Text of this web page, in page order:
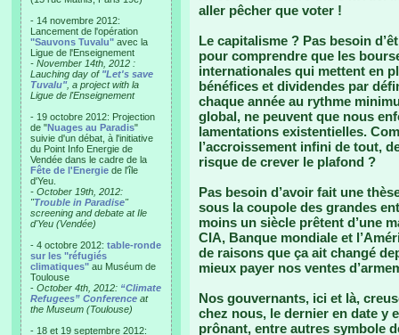
- 14 novembre 2012:
Lancement de l'opération
"Sauvons Tuvalu" avec la
Ligue de l'Enseignement
- November 14th, 2012 :
Lauching day of "Let's save
Tuvalu", a project with la
Ligue de l'Enseignement
- 19 octobre 2012: Projection
de "Nuages au Paradis"
suivie d'un débat, à l'initiative
du Point Info Energie de
Vendée dans le cadre de la
Fête de l'Energie de l'île
d'Yeu.
- October 19th, 2012:
"Trouble in Paradise"
screening and debate at Ile
d'Yeu (Vendée)
- 4 octobre 2012: table-ronde
sur les "réfugiés
climatiques" au Muséum de
Toulouse
- October 4th, 2012: “Climate
Refugees” Conference at
the Museum (Toulouse)
- 18 et 19 septembre 2012:
aller pêcher que voter !
Le capitalisme ? Pas besoin
pour comprendre que les
internationales qui mettent en
bénéfices et dividendes par
chaque année au rythme
global, ne peuvent que nous
lamentations existentielles.
l’accroissement infini de tout,
risque de crever le plafond ?
Pas besoin d’avoir fait une
sous la coupole des grandes
moins un siècle prêtent d’une
CIA, Banque mondiale et
de raisons que ça ait changé
mieux payer nos ventes
Nos gouvernants, ici et là,
chez nous, le dernier en date y
prônant, entre autres symbole